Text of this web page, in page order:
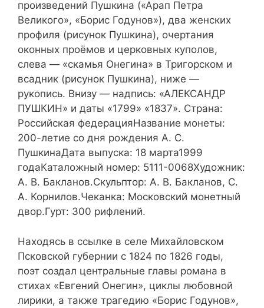
произведений Пушкина («Арап Петра
Великого», «Борис Годунов»), два женских
профиля (рисунок Пушкина), очертания
оконных проёмов и церковных куполов,
слева — «скамья Онегина» в Тригорском и
всадник (рисунок Пушкина), ниже —
рукопись. Внизу — надпись: «АЛЕКСАНДР
ПУШКИН» и даты «1799» «1837». Страна:
Российская федерацияНазвание монеты:
200-летие со дня рождения А. С.
ПушкинаДата выпуска: 18 марта1999
годаКаталожный номер: 5111-0068Художник:
А. В. Бакланов.Скульптор: А. В. Бакланов, С.
А. Корнилов.Чеканка: Московский монетный
двор.Гурт: 300 рифлений.
Находясь в ссылке в селе Михайловском
Псковской губернии с 1824 по 1826 годы,
поэт создал центральные главы романа в
стихах «Евгений Онегин», циклы любовной
лирики, а также трагедию «Борис Годунов»,